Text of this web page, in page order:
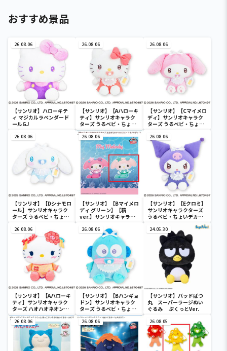
おすすめ景品
26.08.06
【サンリオ】ハローキテ
ィ マジカルラベンダード
ールGJ
26.08.06
【サンリオ】【Aハローキ
ティ】サンリオキャラク
ターズ うるベビ・ちょい
デカドール
26.08.06
【サンリオ】【Cマイメロ
ディ】サンリオキャラク
ターズ うるベビ・ちょい
26.08.06
【サンリオ】【Dシナモロ
ール】サンリオキャラク
ターズ うるベビ・ちょい
26.08.06
【サンリオ】【Bマイメロ
ディ グリーン】【箱
ver.】サンリオキャラク
SOFVIMATES～マイメロ
ディ マーメイドver. ～
26.08.06
【サンリオ】【Eクロミ】
サンリオキャラクターズ
うるベビ・ちょいデカド
26.08.06
【サンリオ】【Aハローキ
ティ】サンリオキャラク
ターズ ハオハオネオンタ
ウンドールBIGタイプ1
26.08.06
【サンリオ】【Bハンギョ
ドン】サンリオキャラク
ターズ うるベビ・ちょい
デカドール
24.05.30
【サンリオ】バッドばつ
丸 スーパーラージぬい
ぐるみ ぷくっとVer.
26.08.06 26.08.06 26.08.05